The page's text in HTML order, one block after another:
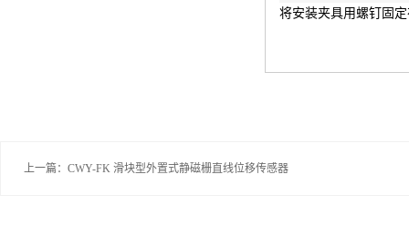
将安装夹具用螺钉固
上一篇： CWY-FK 滑块型外置式静磁栅直线位移传感器